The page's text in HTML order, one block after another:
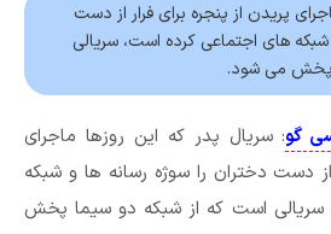
پریدن از پنجره برای فرار از دست
شبکه های اجتماعی کرده است، سریالی
پخش می شود.
گو: سریال پدر که این روزها ماجرای
از دست دختران را سوژه رسانه ها و شبکه
سریالی است که از شبکه دو سیما پخش